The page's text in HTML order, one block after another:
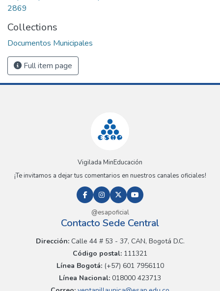
2869
Collections
Documentos Municipales
Full item page
Vigilada MinEducación
¡Te invitamos a dejar tus comentarios en nuestros canales oficiales!
@esapoficial
Contacto Sede Central
Dirección:Calle 44 # 53 - 37, CAN, Bogotá D.C.
Código postal: 111321
Línea Bogotá:(+57) 601 7956110
Línea Nacional: 018000 423713